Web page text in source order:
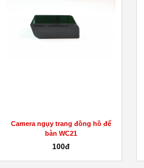
Camera ngụy trang đồng hồ để
bàn WC21
100đ